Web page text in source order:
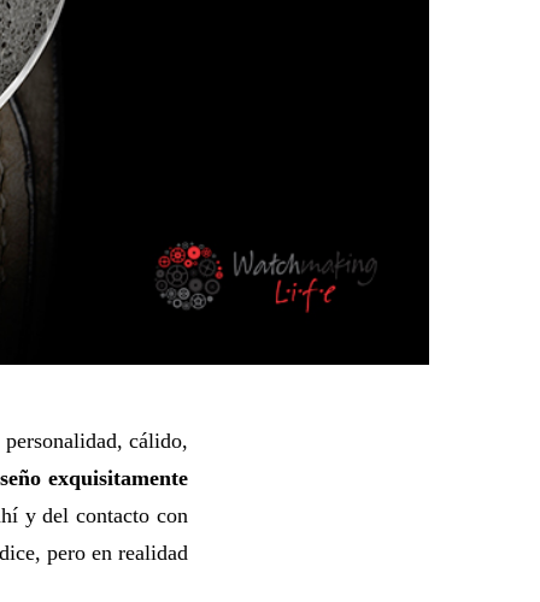
cálido,
exquisitamente
y del contacto con
pero en realidad